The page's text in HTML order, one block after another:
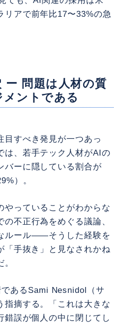
リアで前年比17〜33%の急
ー 問題は人材の質
ントである
目すべき発見が一つあっ
は、若手テック人材がAIの
バーに隠している割合が
）。
やっていることがわからな
不正行為をめぐる議論、
ルール——そうした経験を
「手抜き」と見なされかね
あるSami Nesnidol（サ
指摘する。「これは大きな
錯誤が個人の中に閉じてし